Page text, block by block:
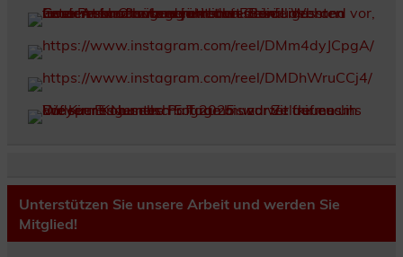
Unterstützen Sie unsere Arbeit und werden Sie
Mitglied!